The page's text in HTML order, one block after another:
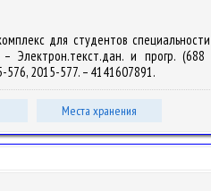
для студентов
Электрон.текст.дан. и прогр.
2015-577. – 4141607891.
Места хранения